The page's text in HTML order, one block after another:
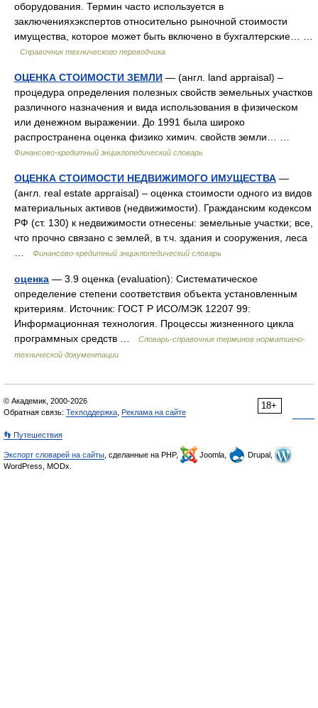
оборудования. Термин часто используется в
заключенияхэкспертов относительно рыночной стоимости
имущества, которое может быть включено в бухгалтерские… …
Справочник технического переводчика
ОЦЕНКА СТОИМОСТИ ЗЕМЛИ — (англ. land appraisal) –
процедура определения полезных свойств земельных участков
различного назначения и вида использования в физическом
или денежном выражении. До 1991 была широко
распространена оценка физико химич. свойств земли… …
Финансово-кредитный энциклопедический словарь
ОЦЕНКА СТОИМОСТИ НЕДВИЖИМОГО ИМУЩЕСТВА —
(англ. real estate appraisal) – оценка стоимости одного из видов
материальных активов (недвижимости). Гражданским кодексом
РФ (ст. 130) к недвижимости отнесены: земельные участки; все,
что прочно связано с землей, в т.ч. здания и сооружения, леса
Финансово-кредитный энциклопедический словарь
оценка — 3.9 оценка (evaluation): Систематическое
определение степени соответствия объекта установленным
критериям. Источник: ГОСТ Р ИСО/МЭК 12207 99:
Информационная технология. Процессы жизненного цикла
программных средств …
Словарь-справочник терминов нормативно-
технической документации
18+
© Академик, 2000-2026
Обратная связь: Техподдержка Реклама на сайте
👣 Путешествия
Экспорт словарей на сайты , сделанные на PHP, Joomla,
Drupal,
WordPress, MODx.